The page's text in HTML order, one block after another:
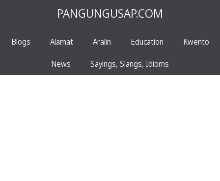
PANGUNGUSAP.COM
Blogs Alamat Aralin Education Kwento
News Sayings, Slangs, Idioms